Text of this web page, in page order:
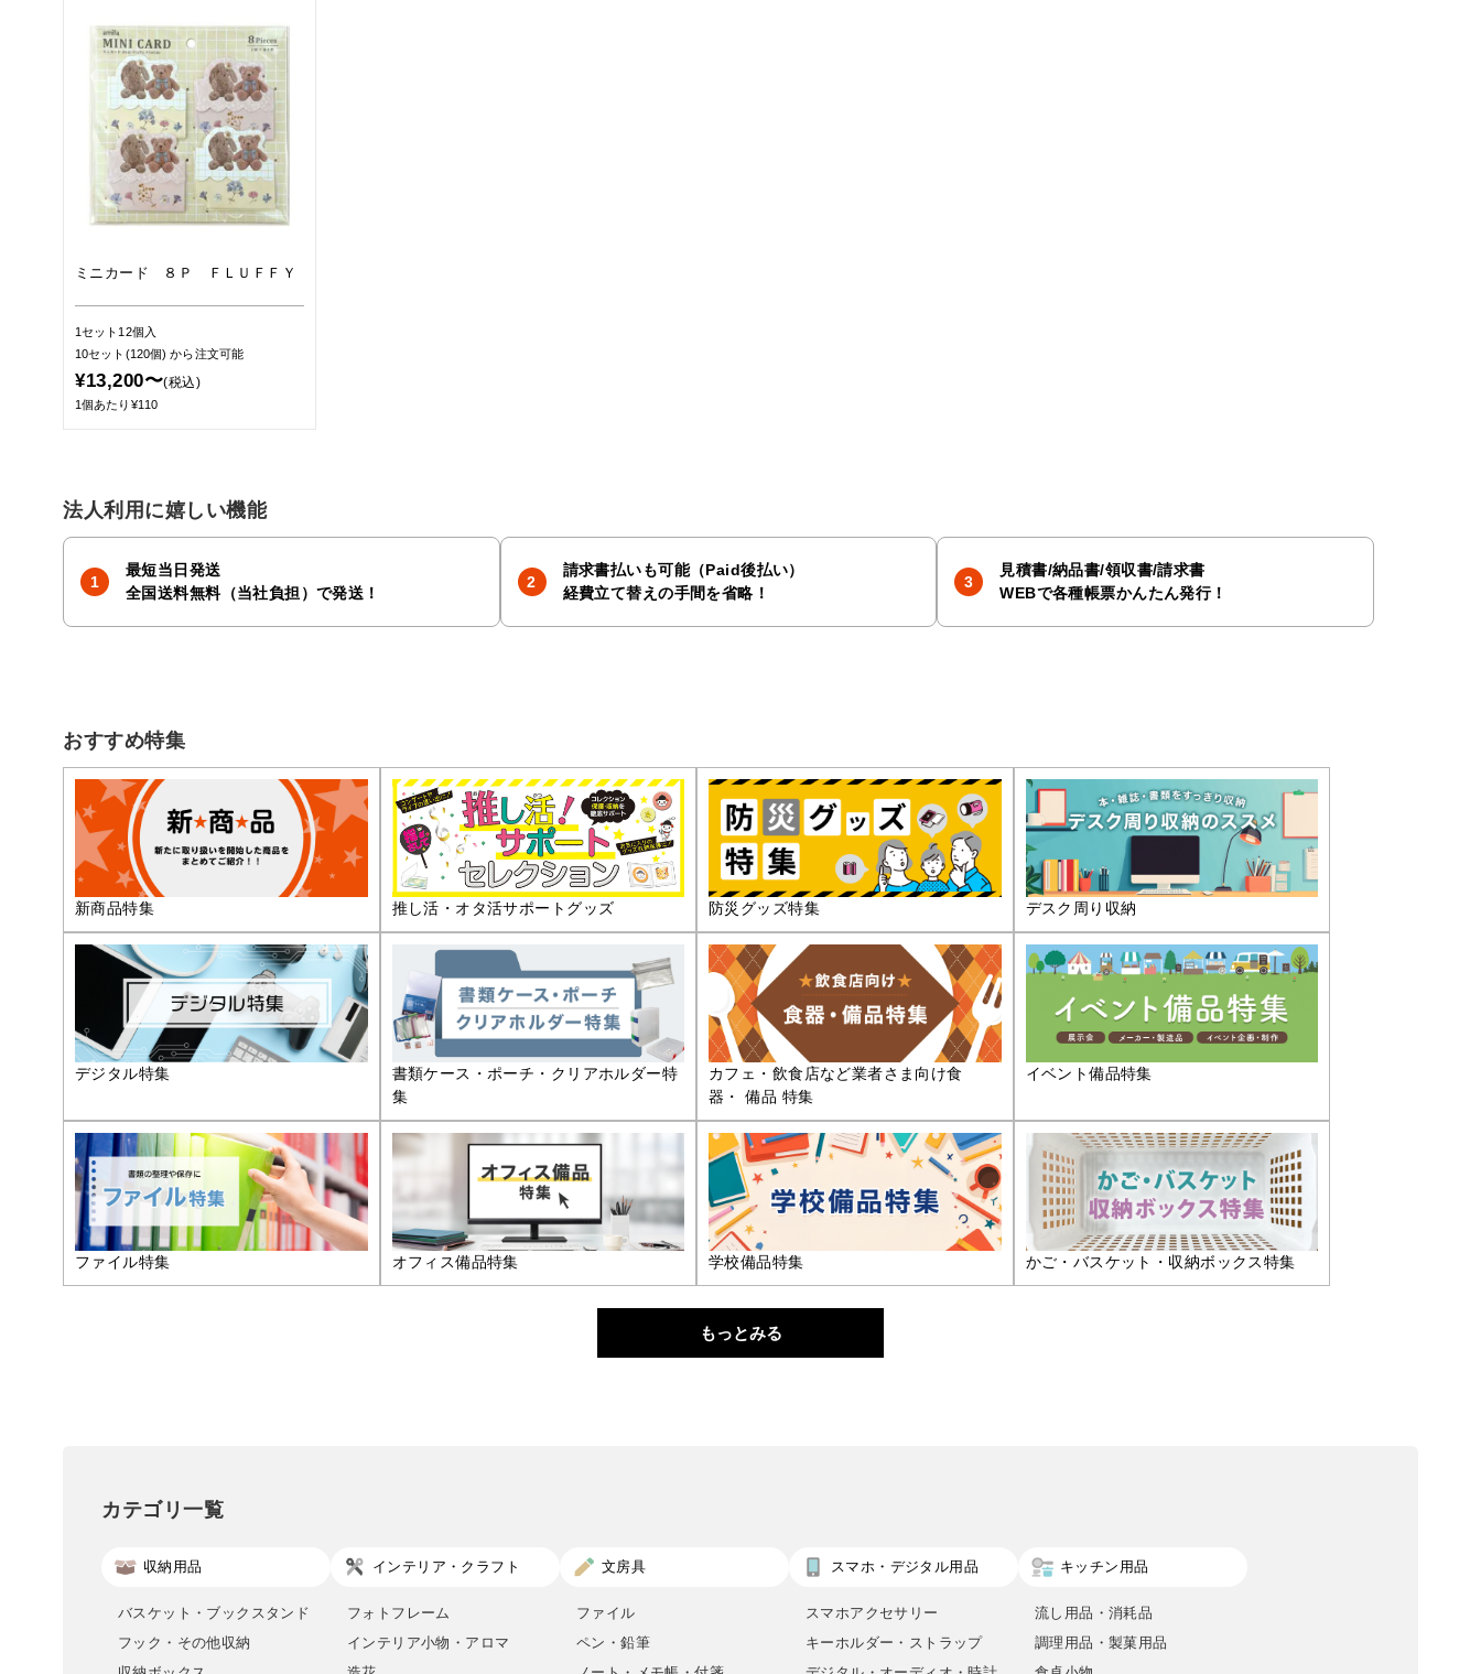
ミニカード ８Ｐ ＦＬＵＦＦＹ
1セット12個入
10セット(120個)から注文可能
¥13,200〜(税込)
1個あたり¥110
法人利用に嬉しい機能
最短当日発送
全国送料無料（当社負担）で発送！
請求書払いも可能（Paid後払い）
経費立て替えの手間を省略！
見積書/納品書/領収書/請求書
WEBで各種帳票かんたん発行！
おすすめ特集
新商品特集 推し活・オタ活サポートグッズ 防災グッズ特集 デスク周り収納
デジタル特集
書類ケース・ポーチ・クリアホルダー特
集
カフェ・飲食店など業者さま向け食
器・ 備品 特集
イベント備品特集
ファイル特集 オフィス備品特集 学校備品特集 かご・バスケット・収納ボックス特集
もっとみる
カテゴリ一覧
収納用品
バスケット・ブックスタンド
フック・その他収納
インテリア・クラフト
フォトフレーム
インテリア小物・アロマ
文房具
ファイル
ペン・鉛筆
スマホ・デジタル用品
スマホアクセサリー
キーホルダー・ストラップ
キッチン用品
流し用品・消耗品
調理用品・製菓用品